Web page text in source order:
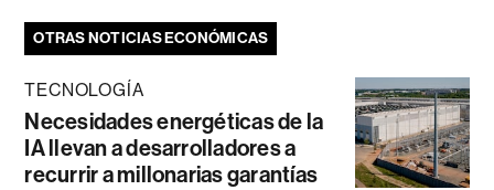
OTRAS NOTICIAS ECONÓMICAS
TECNOLOGÍA
Necesidades energéticas de la
IA llevan a desarrolladores a
recurrir a millonarias garantías